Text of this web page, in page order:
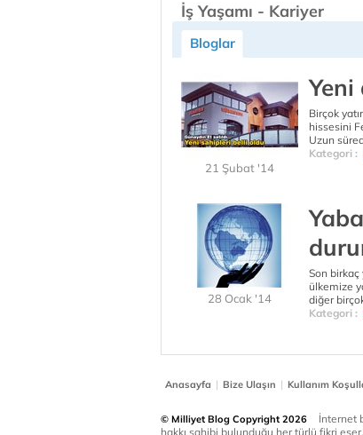
İş Yaşamı - Kariyer
Bloglar
21 Şubat '14
Yeni
Birçok
hissesini
Uzun
Kategori :
28 Ocak '14
Son birkaç
ülkemize
diğer
Kategori :
Anasayfa | Bize Ulaşın | Kullanım
© Milliyet Blog Copyright 2026
İnternet
hakkı sahibi bulunduğu her türlü fikri